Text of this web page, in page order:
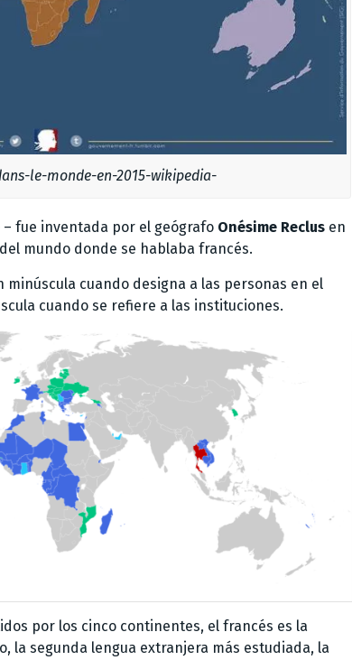
le-monde-en-2015-wikipedia-
– fue inventada por el geógrafo Onésime Reclus en
mundo donde se hablaba francés.
minúscula cuando designa a las personas en el
cuando se refiere a las instituciones.
por los cinco continentes, el francés es la
la segunda lengua extranjera más estudiada, la